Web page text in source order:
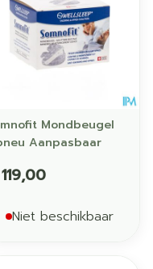
Mondbeugel
Aanpasbaar
Niet beschikbaar